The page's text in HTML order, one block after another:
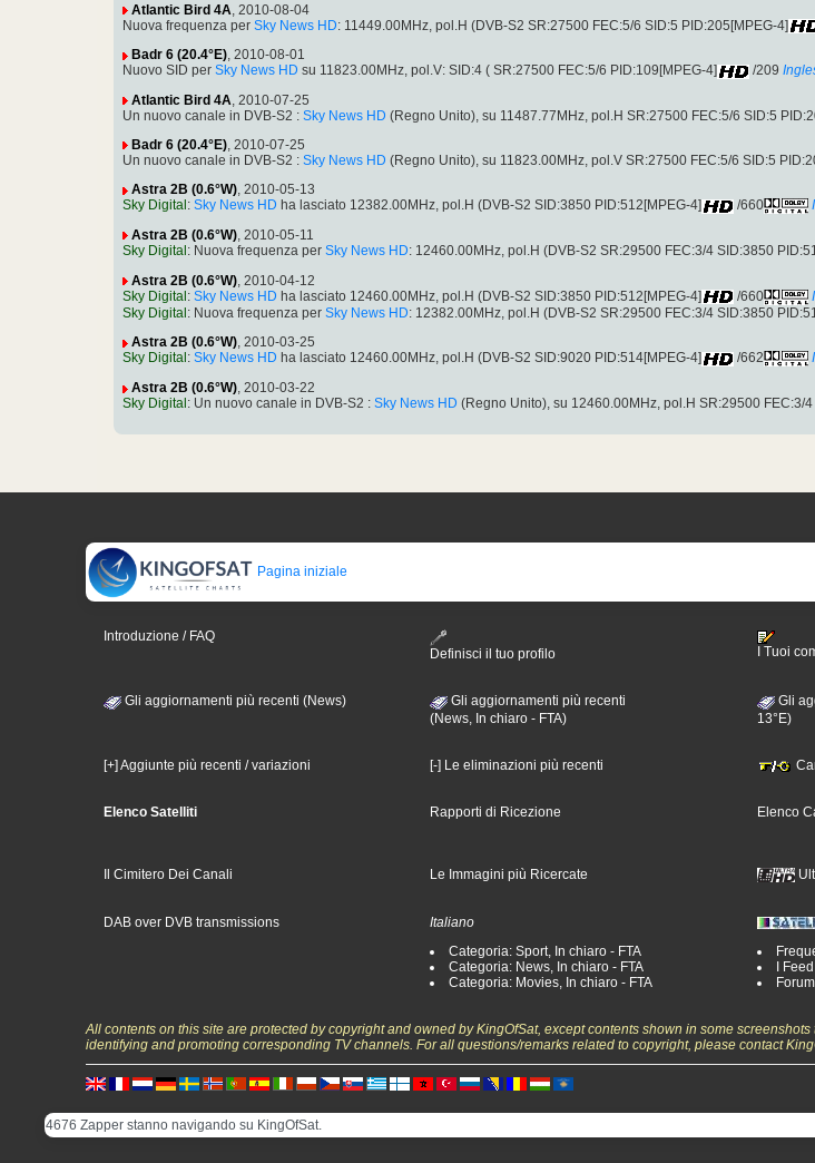
Atlantic Bird 4A, 2010-08-04
Nuova frequenza per Sky News HD: 11449.00MHz, pol.H (DVB-S2 SR:27500 FEC:5/6 SID:5 PID:205[MPEG-4]
Badr 6 (20.4°E), 2010-08-01
Nuovo SID per Sky News HD su 11823.00MHz, pol.V: SID:4 ( SR:27500 FEC:5/6 PID:109[MPEG-4] /209
Atlantic Bird 4A , 2010-07-25
Un nuovo canale in DVB-S2 : Sky News HD (Regno Unito), su 11487.77MHz, pol.H SR:27500 FEC:5/6 SID:5
Badr 6 (20.4°E), 2010-07-25
Un nuovo canale in DVB-S2 : Sky News HD (Regno Unito), su 11823.00MHz, pol.V SR:27500 FEC:5/6 SID:5
Astra 2B (0.6°W), 2010-05-13
Sky Digital : Sky News HD ha lasciato 12382.00MHz, pol.H (DVB-S2 SID:3850 PID:512[MPEG-4] /660
Astra 2B (0.6°W), 2010-05-11
Sky Digital : Nuova frequenza per Sky News HD: 12460.00MHz, pol.H (DVB-S2 SR:29500 FEC:3/4 SID:3850
Astra 2B (0.6°W), 2010-04-12
Sky Digital: Sky News HD ha lasciato 12460.00MHz, pol.H (DVB-S2 SID:3850 PID:512[MPEG-4] /660
Sky Digital: Nuova frequenza per Sky News HD: 12382.00MHz, pol.H (DVB-S2 SR:29500 FEC:3/4 SID:3850
Astra 2B (0.6°W), 2010-03-25
Sky Digital : Sky News HD ha lasciato 12460.00MHz, pol.H (DVB-S2 SID:9020 PID:514[MPEG-4] /662
Astra 2B (0.6°W), 2010-03-22
Sky Digital : Un nuovo canale in DVB-S2 : Sky News HD (Regno Unito), su 12460.00MHz, pol.H SR:29500 FEC:3/
Pagina iniziale
Introduzione / FAQ
Definisci il tuo profilo
I Tuoi
Gli aggiornamenti più recenti (News)
Gli aggiornamenti più recenti
(News, In chiaro - FTA)
Gli
13°E)
[+] Aggiunte più recenti / variazioni [-] Le eliminazioni più recenti
Elenco Satelliti Rapporti di Ricezione Elenco
Il Cimitero Dei Canali Le Immagini più Ricercate
DAB over DVB transmissions
Italiano
Categoria: Sport, In chiaro - FTA
Categoria: News, In chiaro - FTA
Categoria: Movies, In chiaro - FTA
I
All contents on this site are protected by copyright and owned by KingOfSat, except contents shown in some
identifying and promoting corresponding TV channels. For all questions/remarks related to copyright, please contact
4676 Zapper stanno navigando su KingOfSat.